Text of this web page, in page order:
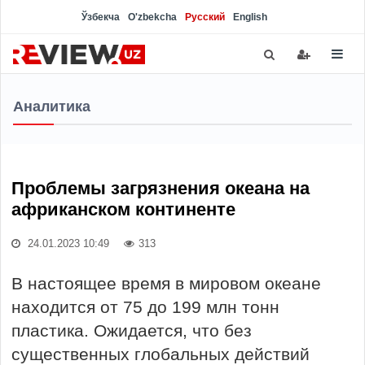
Ўзбекча O'zbekcha Русский English
Аналитика
Проблемы загрязнения океана на
африканском континенте
24.01.2023 10:49 313
В настоящее время в мировом океане
находится от 75 до 199 млн тонн
пластика. Ожидается, что без
существенных глобальных действий